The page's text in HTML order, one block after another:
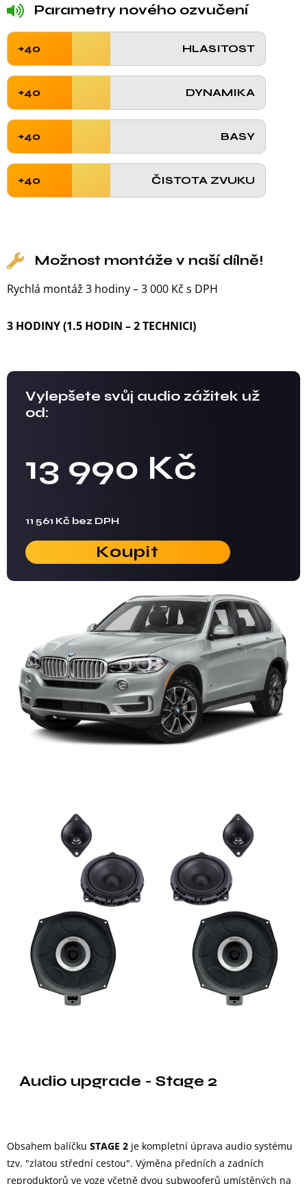
Parametry nového ozvučení
HLASITOST
+40
DYNAMIKA
+40
BASY
+40
ČISTOTA ZVUKU
+40
Možnost montáže v naší dílně!
Rychlá montáž 3 hodiny – 3 000 Kč s DPH
3 HODINY (1.5 HODIN – 2 TECHNICI)
Vylepšete svůj audio zážitek už
od:
13 990 Kč
11 561 Kč bez DPH
Koupit
Audio upgrade - Stage 2
Obsahem balíčku STAGE 2 je kompletní úprava audio systému
tzv. "zlatou střední cestou". Výměna předních a zadních
reproduktorů ve voze včetně dvou subwooferů umístěných na